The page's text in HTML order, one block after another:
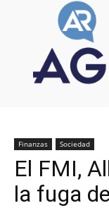
Finanzas Sociedad
El FMI,
la fuga